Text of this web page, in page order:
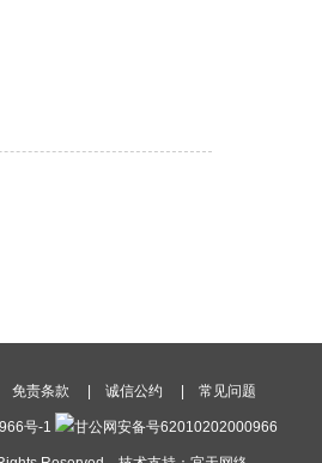
免责条款 诚信公约 常见问题
号-1 甘公网安备号62010202000966